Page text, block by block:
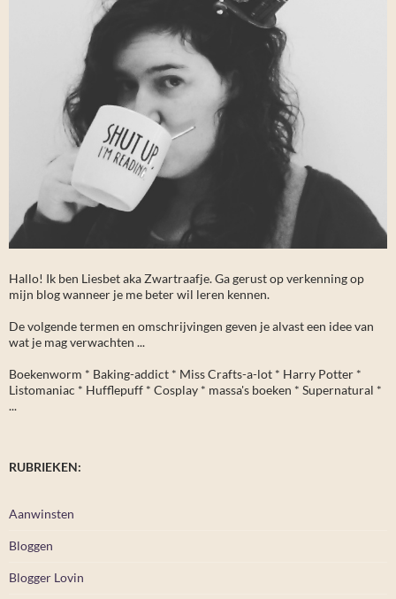
Hallo! Ik ben Liesbet aka Zwartraafje. Ga gerust op verkenning op
mijn blog wanneer je me beter wil leren kennen.
De volgende termen en omschrijvingen geven je alvast een idee van
wat je mag verwachten ...
Boekenworm * Baking-addict * Miss Crafts-a-lot * Harry Potter *
Listomaniac * Hufflepuff * Cosplay * massa's boeken * Supernatural *
...
RUBRIEKEN:
Aanwinsten
Bloggen
Blogger Lovin